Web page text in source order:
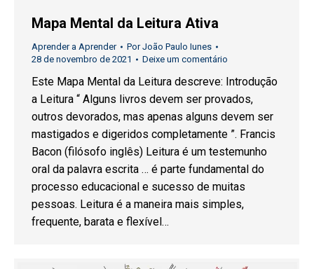
Mapa Mental da Leitura Ativa
Aprender a Aprender PorJoão Paulo Iunes
28 de novembro de 2021
Deixe um comentário
Este Mapa Mental da Leitura descreve: Introdução
a Leitura “ Alguns livros devem ser provados,
outros devorados, mas apenas alguns devem ser
mastigados e digeridos completamente ”. Francis
Bacon (filósofo inglês) Leitura é um testemunho
oral da palavra escrita … é parte fundamental do
processo educacional e sucesso de muitas
pessoas. Leitura é a maneira mais simples,
frequente, barata e flexível…